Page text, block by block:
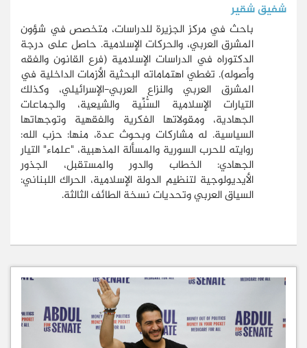
شفيق شقير
باحث في مركز الجزيرة للدراسات، متخصص في شؤون
المشرق العربي، والحركات الإسلامية. حاصل على درجة
الدكتوراه في الدراسات الإسلامية (فرع القانون والفقه
وأصوله). تغطي اهتماماته البحثية الأزمات الداخلية في
المشرق العربي والنزاع العربي-الإسرائيلي، وكذلك
التيارات الإسلامية السُّنِّية والشيعية، والجماعات
الجهادية، ومقولاتها الفكرية والفقهية وتوجهاتها
السياسية. له مشاركات وبحوث عدة، منها: حزب الله:
روايته للحرب السورية والمسألة المذهبية، "علماء" التيار
الجهادي: الخطاب والدور والمستقبل، الجذور
الأيديولوجية لتنظيم الدولة الإسلامية، الحراك اللبناني:
السياق العربي وتحديات نسخة الطائف الثالثة.